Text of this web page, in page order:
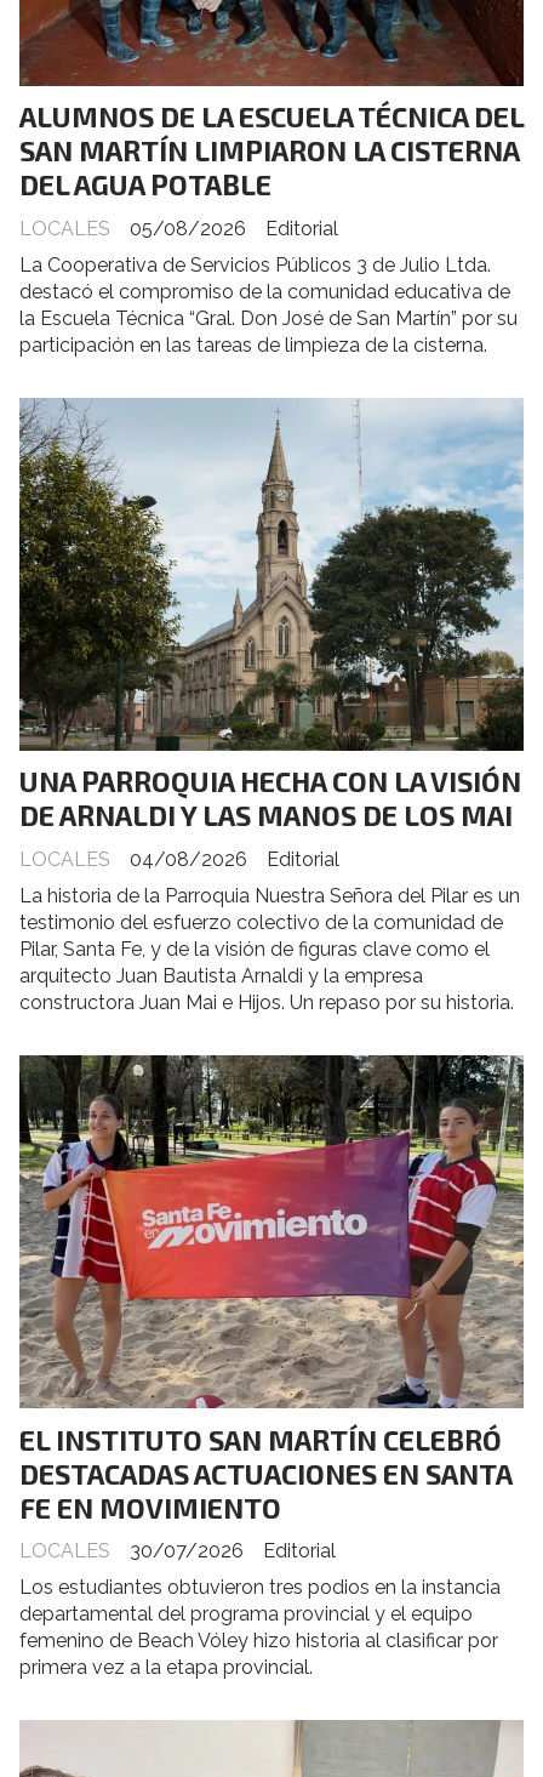
ALUMNOS DE LA ESCUELA TÉCNICA DEL
SAN MARTÍN LIMPIARON LA CISTERNA
DEL AGUA POTABLE
Editorial
LOCALES
05/08/2026
La Cooperativa de Servicios Públicos 3 de Julio Ltda.
destacó el compromiso de la comunidad educativa de
la Escuela Técnica “Gral. Don José de San Martín” por su
participación en las tareas de limpieza de la cisterna.
UNA PARROQUIA HECHA CON LA VISIÓN
DE ARNALDI Y LAS MANOS DE LOS MAI
Editorial
LOCALES
04/08/2026
La historia de la Parroquia Nuestra Señora del Pilar es un
testimonio del esfuerzo colectivo de la comunidad de
Pilar, Santa Fe, y de la visión de figuras clave como el
arquitecto Juan Bautista Arnaldi y la empresa
constructora Juan Mai e Hijos. Un repaso por su historia.
EL INSTITUTO SAN MARTÍN CELEBRÓ
DESTACADAS ACTUACIONES EN SANTA
FE EN MOVIMIENTO
Editorial
LOCALES
30/07/2026
Los estudiantes obtuvieron tres podios en la instancia
departamental del programa provincial y el equipo
femenino de Beach Vóley hizo historia al clasificar por
primera vez a la etapa provincial.